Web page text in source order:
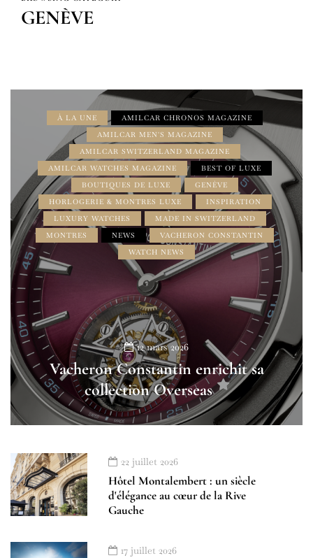
GENÈVE
À LA UNE
AMILCAR CHRONOS MAGAZINE
AMILCAR MEN'S MAGAZINE
AMILCAR SWITZERLAND MAGAZINE
AMILCAR WATCHES MAGAZINE
BEST OF LUXE
BOUTIQUES DE LUXE
GENÈVE
HORLOGERIE & MONTRES LUXE
INSPIRATION
LUXURY WATCHES
MADE IN SWITZERLAND
MONTRES
NEWS
VACHERON CONSTANTIN
WATCH NEWS
12 mars 2026
Vacheron Constantin enrichit sa
collection Overseas
22 juillet 2026
Hôtel Montalembert : un siècle
d'élégance au cœur de la Rive
Gauche
17 juillet 2026